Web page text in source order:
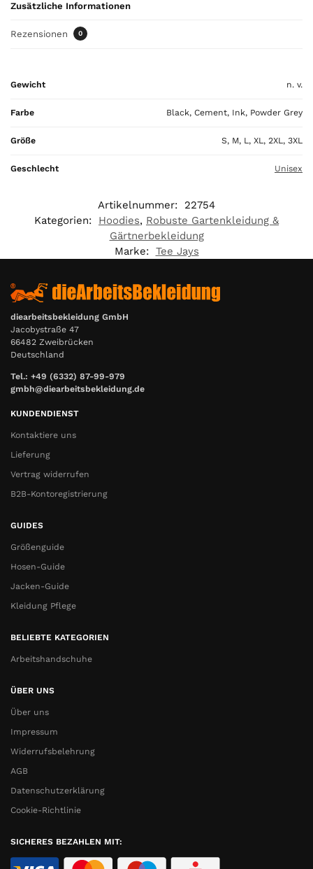
u
t
a
i
,
Zusätzliche Informationen
Rezensionen 0
Gewicht n. v.
Farbe Black, Cement, Ink, Powder Grey
Größe S, M, L, XL, 2XL, 3XL
Geschlecht Unisex
Artikelnummer:
22754
Kategorien:
Hoodies, Robuste Gartenkleidung &
Gärtnerbekleidung
Marke: Tee Jays
diearbeitsbekleidung GmbH
Jacobystraße 47
66482 Zweibrücken
Deutschland
Tel.: +49 (6332) 87-99-979
gmbh@diearbeitsbekleidung.de
KUNDENDIENST
Kontaktiere uns
Lieferung
Vertrag widerrufen
B2B-Kontoregistrierung
GUIDES
Größenguide
Hosen-Guide
Jacken-Guide
Kleidung Pflege
BELIEBTE KATEGORIEN
Arbeitshandschuhe
ÜBER UNS
Über uns
Impressum
Widerrufsbelehrung
AGB
Datenschutzerklärung
Cookie-Richtlinie
SICHERES BEZAHLEN MIT: